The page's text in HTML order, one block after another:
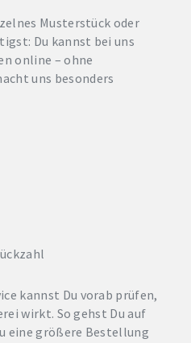
Musterstück oder
Du kannst bei uns
online – ohne
uns besonders
kannst Du vorab prüfen,
wirkt. So gehst Du auf
eine größere Bestellung